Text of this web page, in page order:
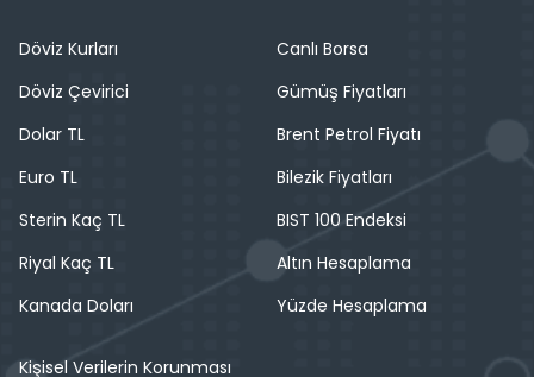
Döviz Kurları
Döviz Çevirici
Dolar TL
Euro TL
Sterin Kaç TL
Riyal Kaç TL
Kanada Doları
Canlı Borsa
Gümüş Fiyatları
Brent Petrol Fiyatı
Bilezik Fiyatları
BIST 100 Endeksi
Altın Hesaplama
Yüzde Hesaplama
Kişisel Verilerin Korunması